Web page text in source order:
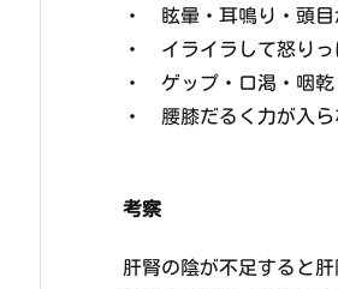
・ 眩暈・耳鳴り・頭目
・ イライラして怒り
・ ゲップ・口渇・咽
・ 腰膝だるく力が入ら
考察
肝腎の陰が不足すると